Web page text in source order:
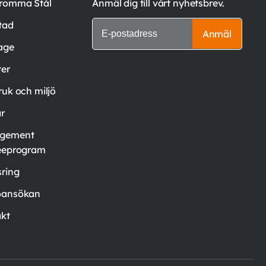
Stål
och miljö
Anmäl dig till vårt nyhetsbrev.
Anmäl